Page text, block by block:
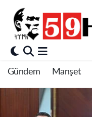
Gündem Manşet